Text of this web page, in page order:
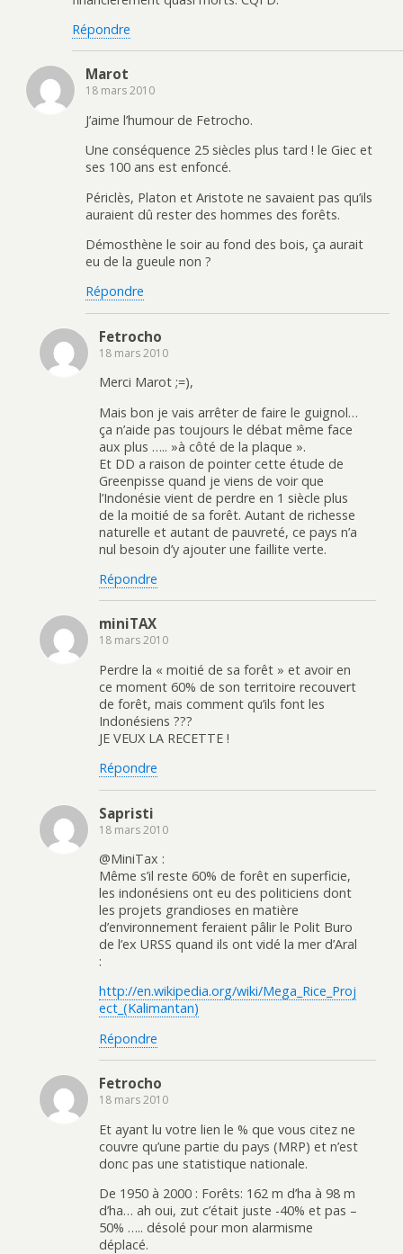
Répondre
Marot
18 mars 2010
J’aime l’humour de Fetrocho.
Une conséquence 25 siècles plus tard ! le Giec et
ses 100 ans est enfoncé.
Périclès, Platon et Aristote ne savaient pas qu’ils
auraient dû rester des hommes des forêts.
Démosthène le soir au fond des bois, ça aurait
eu de la gueule non ?
Répondre
Fetrocho
18 mars 2010
Merci Marot ;=),
Mais bon je vais arrêter de faire le guignol…
ça n’aide pas toujours le débat même face
aux plus ….. »à côté de la plaque ».
Et DD a raison de pointer cette étude de
Greenpisse quand je viens de voir que
l’Indonésie vient de perdre en 1 siècle plus
de la moitié de sa forêt. Autant de richesse
naturelle et autant de pauvreté, ce pays n’a
nul besoin d’y ajouter une faillite verte.
Répondre
miniTAX
18 mars 2010
Perdre la « moitié de sa forêt » et avoir en
ce moment 60% de son territoire recouvert
de forêt, mais comment qu’ils font les
Indonésiens ???
JE VEUX LA RECETTE !
Répondre
Sapristi
18 mars 2010
@MiniTax :
Même s’il reste 60% de forêt en superficie,
les indonésiens ont eu des politiciens dont
les projets grandioses en matière
d’environnement feraient pâlir le Polit Buro
de l’ex URSS quand ils ont vidé la mer d’Aral
:
http://en.wikipedia.org/wiki/Mega_Rice_Proj
ect_(Kalimantan)
Répondre
Fetrocho
18 mars 2010
Et ayant lu votre lien le % que vous citez ne
couvre qu’une partie du pays (MRP) et n’est
donc pas une statistique nationale.
De 1950 à 2000 : Forêts: 162 m d’ha à 98 m
d’ha… ah oui, zut c’était juste -40% et pas –
50% ….. désolé pour mon alarmisme
déplacé.